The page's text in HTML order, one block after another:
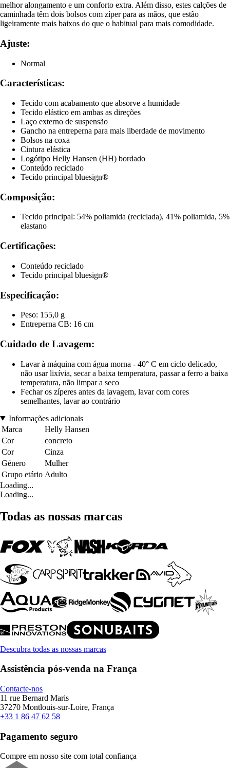
melhor alongamento e um conforto extra. Além disso, estes calções de
caminhada têm dois bolsos com zíper para as mãos, que estão
ligeiramente mais baixos do que o habitual para mais comodidade.
Ajuste:
Normal
Características:
Tecido com acabamento que absorve a humidade
Tecido elástico em ambas as direções
Laço externo de suspensão
Gancho na entreperna para mais liberdade de movimento
Bolsos na coxa
Cintura elástica
Logótipo Helly Hansen (HH) bordado
Conteúdo reciclado
Tecido principal bluesign®
Composição:
Tecido principal: 54% poliamida (reciclada), 41% poliamida, 5%
elastano
Certificações:
Conteúdo reciclado
Tecido principal bluesign®
Especificação:
Peso: 155,0 g
Entreperna CB: 16 cm
Cuidado de Lavagem:
Lavar à máquina com água morna - 40° C em ciclo delicado,
não usar lixívia, secar a baixa temperatura, passar a ferro a baixa
temperatura, não limpar a seco
Fechar os zíperes antes da lavagem, lavar com cores
semelhantes, lavar ao contrário
Informações adicionais
Marca
Helly Hansen
Cor
concreto
Cor
Cinza
Género
Mulher
Grupo etário Adulto
Loading...
Loading...
Todas as nossas marcas
Descubra todas as nossas marcas
Assistência pós-venda na França
Contacte-nos
11 rue Bernard Maris
37270 Montlouis-sur-Loire, França
+33 1 86 47 62 58
Pagamento seguro
Compre em nosso site com total confiança